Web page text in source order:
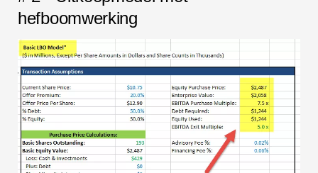
hefboomwerking